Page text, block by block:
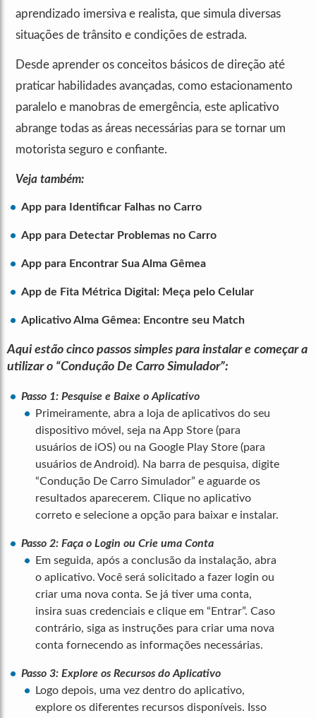
aprendizado imersiva e realista, que simula diversas
situações de trânsito e condições de estrada.
Desde aprender os conceitos básicos de direção até
praticar habilidades avançadas, como estacionamento
paralelo e manobras de emergência, este aplicativo
abrange todas as áreas necessárias para se tornar um
motorista seguro e confiante.
Veja também:
App para Identificar Falhas no Carro
App para Detectar Problemas no Carro
App para Encontrar Sua Alma Gêmea
App de Fita Métrica Digital: Meça pelo Celular
Aplicativo Alma Gêmea: Encontre seu Match
Aqui estão cinco passos simples para instalar e começar a
utilizar o “Condução De Carro Simulador”:
Passo 1: Pesquise e Baixe o Aplicativo
Primeiramente, abra a loja de aplicativos do seu
dispositivo móvel, seja na App Store (para
usuários de iOS) ou na Google Play Store (para
usuários de Android). Na barra de pesquisa, digite
“Condução De Carro Simulador” e aguarde os
resultados aparecerem. Clique no aplicativo
correto e selecione a opção para baixar e instalar.
Passo 2: Faça o Login ou Crie uma Conta
Em seguida, após a conclusão da instalação, abra
o aplicativo. Você será solicitado a fazer login ou
criar uma nova conta. Se já tiver uma conta,
insira suas credenciais e clique em “Entrar”. Caso
contrário, siga as instruções para criar uma nova
conta fornecendo as informações necessárias.
Passo 3: Explore os Recursos do Aplicativo
Logo depois, uma vez dentro do aplicativo,
explore os diferentes recursos disponíveis. Isso